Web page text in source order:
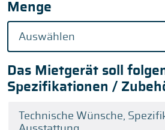
Menge
Das Mietgerät soll
Spezifikationen /